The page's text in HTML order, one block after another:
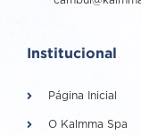
Institucional
Página Inicial
O Kalmma Spa